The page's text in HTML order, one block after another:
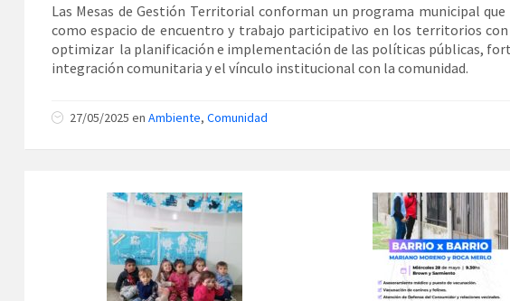
Las Mesas de Gestión Territorial conforman un programa municipal que
como espacio de encuentro y trabajo participativo en los territorios
optimizar la planificación e implementación de las políticas públicas,
integración comunitaria y el vínculo institucional con la comunidad.
27/05/2025 en Ambiente, Comunidad